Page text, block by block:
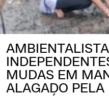
MUDAS EM
ALAGADO